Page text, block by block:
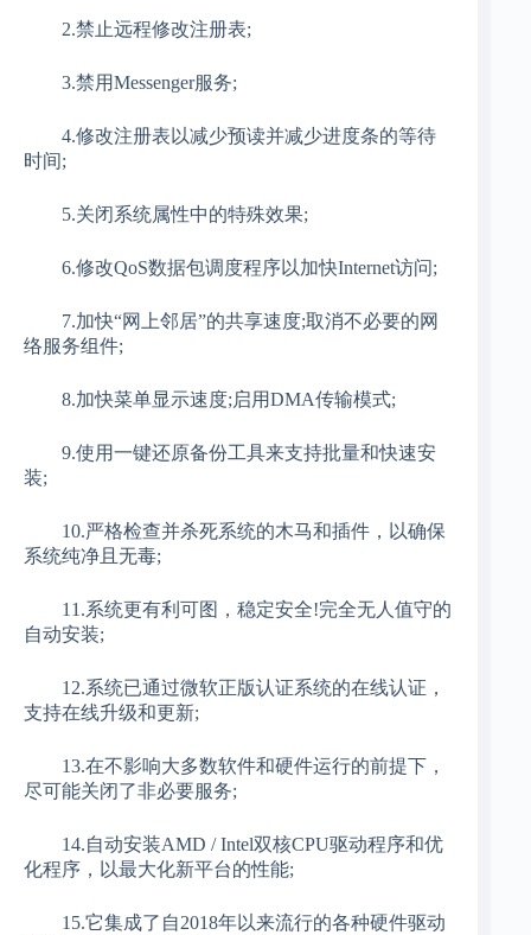
2.禁止远程修改注册表;
3.禁用Messenger服务;
4.修改注册表以减少预读并减少进度条的等待
时间;
5.关闭系统属性中的特殊效果;
6.修改QoS数据包调度程序以加快Internet访问;
7.加快“网上邻居”的共享速度;取消不必要的网
络服务组件;
8.加快菜单显示速度;启用DMA传输模式;
9.使用一键还原备份工具来支持批量和快速安
装;
10.严格检查并杀死系统的木马和插件，以确保
系统纯净且无毒;
11.系统更有利可图，稳定安全!完全无人值守的
自动安装;
12.系统已通过微软正版认证系统的在线认证，
支持在线升级和更新;
13.在不影响大多数软件和硬件运行的前提下，
尽可能关闭了非必要服务;
14.自动安装AMD / Intel双核CPU驱动程序和优
化程序，以最大化新平台的性能;
15.它集成了自2018年以来流行的各种硬件驱动